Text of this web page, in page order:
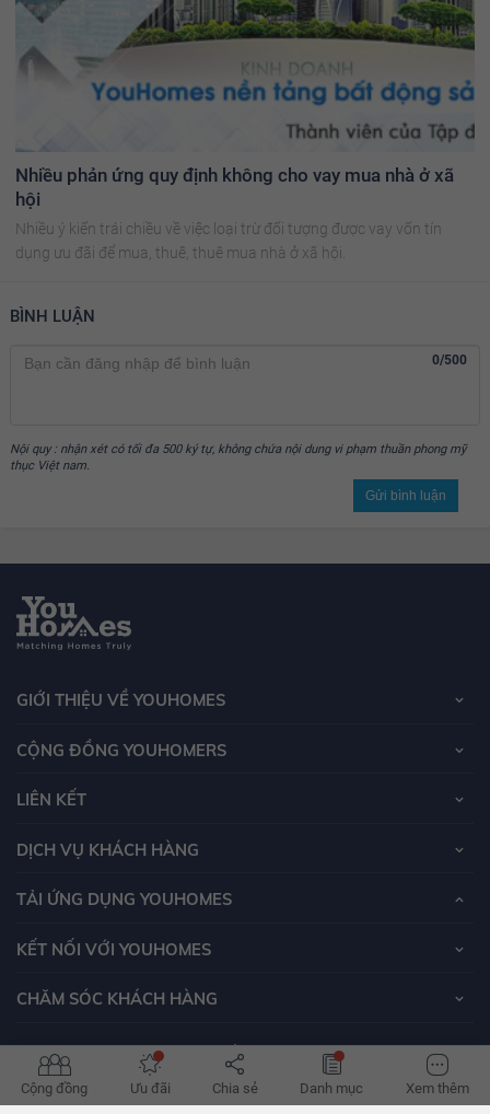
Nhiều phản ứng quy định không cho vay mua nhà ở xã
hội
Nhiều ý kiến trái chiều về việc loại trừ đối tượng được vay vốn tín
dụng ưu đãi để mua, thuê, thuê mua nhà ở xã hội.
BÌNH LUẬN
0/500
Nội quy : nhận xét có tối đa 500 ký tự, không chứa nội dung vi phạm thuần phong mỹ
thục Việt nam.
Gửi bình luận
Cộng đồng Ưu đãi Chia sẻ Danh mục Xem thêm
GIỚI THIỆU VỀ YOUHOMES
CỘNG ĐỒNG YOUHOMERS
LIÊN KẾT
DỊCH VỤ KHÁCH HÀNG
TẢI ỨNG DỤNG YOUHOMES
KẾT NỐI VỚI YOUHOMES
CHĂM SÓC KHÁCH HÀNG
© 2026 - Công Ty TNHH CT Toàn Cầu
Tầng 12 toà Hồ Gươm Plaza, 102 Trần Phú, Phường Mộ Lao, Hà Đông, Hà Nội